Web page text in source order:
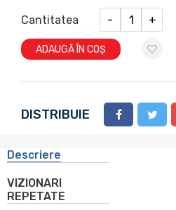
Cantitatea - +
ADAUGĂ ÎN COȘ
DISTRIBUIE
Descriere
VIZIONARI
REPETATE